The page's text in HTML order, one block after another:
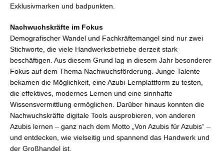
Exklusivmarken und badpunkten.
Nachwuchskräfte im Fokus
Demografischer Wandel und Fachkräftemangel sind nur zwei
Stichworte, die viele Handwerksbetriebe derzeit stark
beschäftigen. Aus diesem Grund lag in diesem Jahr besonderer
Fokus auf dem Thema Nachwuchsförderung. Junge Talente
bekamen die Möglichkeit, eine Azubi-Lernplattform zu testen,
die effektives, modernes Lernen und eine sinnhafte
Wissensvermittlung ermöglichen. Darüber hinaus konnten die
Nachwuchskräfte digitale Tools ausprobieren, von anderen
Azubis lernen – ganz nach dem Motto „Von Azubis für Azubis“ –
und entdecken, wie vielseitig und spannend das Handwerk und
der Großhandel ist.